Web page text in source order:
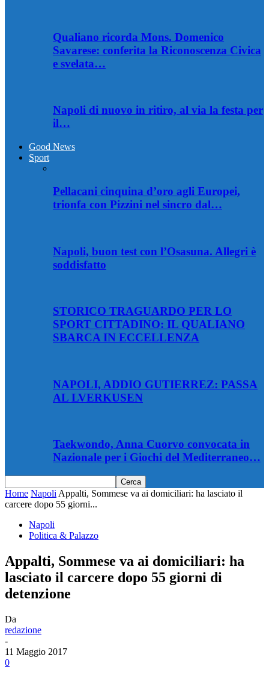
Qualiano ricorda Mons. Domenico
Savarese: conferita la Riconoscenza Civica
e svelata…
Napoli di nuovo in ritiro, al via la festa per
il…
Good News
Sport
Pellacani cinquina d’oro agli Europei,
trionfa con Pizzini nel sincro dal…
Napoli, buon test con l’Osasuna. Allegri è
soddisfatto
STORICO TRAGUARDO PER LO
SPORT CITTADINO: IL QUALIANO
SBARCA IN ECCELLENZA
NAPOLI, ADDIO GUTIERREZ: PASSA
AL LVERKUSEN
Taekwondo, Anna Cuorvo convocata in
Nazionale per i Giochi del Mediterraneo…
Home Napoli Appalti, Sommese va ai domiciliari: ha lasciato il
carcere dopo 55 giorni...
Napoli
Politica & Palazzo
Appalti, Sommese va ai domiciliari: ha
lasciato il carcere dopo 55 giorni di
detenzione
Da
redazione
-
11 Maggio 2017
0